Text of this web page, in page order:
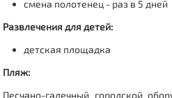
смена полотенец - раз в 5 дней
Развлечения для детей:
детская площадка
Пляж:
Песчано-галечный городской